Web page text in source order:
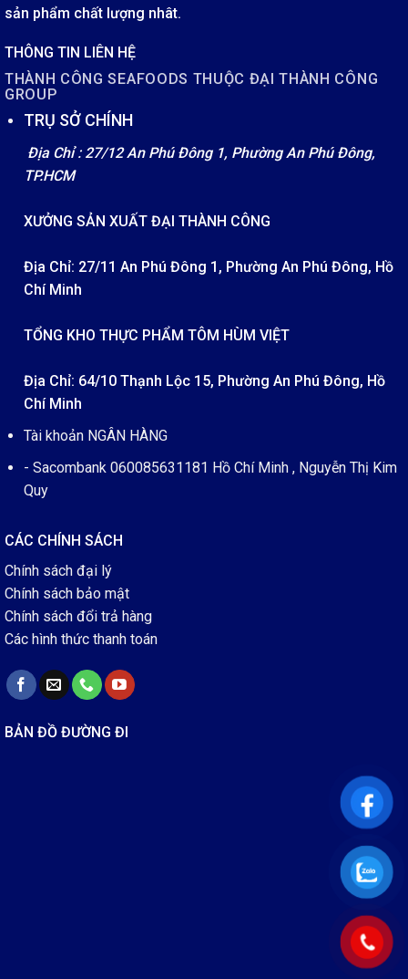
sản phẩm chất lượng nhât.
THÔNG TIN LIÊN HỆ
THÀNH CÔNG SEAFOODS THUỘC ĐẠI THÀNH CÔNG
GROUP
TRỤ SỞ CHÍNH
Địa Chỉ : 27/12 An Phú Đông 1, Phường An Phú Đông,
TP.HCM
XƯỞNG SẢN XUẤT ĐẠI THÀNH CÔNG
Địa Chỉ: 27/11 An Phú Đông 1, Phường An Phú Đông, Hồ
Chí Minh
TỔNG KHO THỰC PHẨM TÔM HÙM VIỆT
Địa Chỉ: 64/10 Thạnh Lộc 15, Phường An Phú Đông, Hồ
Chí Minh
Tài khoản NGÂN HÀNG
- Sacombank 060085631181 Hồ Chí Minh , Nguyễn Thị Kim
Quy
CÁC CHÍNH SÁCH
Chính sách đại lý
Chính sách bảo mật
Chính sách đổi trả hàng
Các hình thức thanh toán
BẢN ĐỒ ĐƯỜNG ĐI